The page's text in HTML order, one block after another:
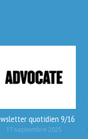
quotidien 9/16
17 septembre 2025